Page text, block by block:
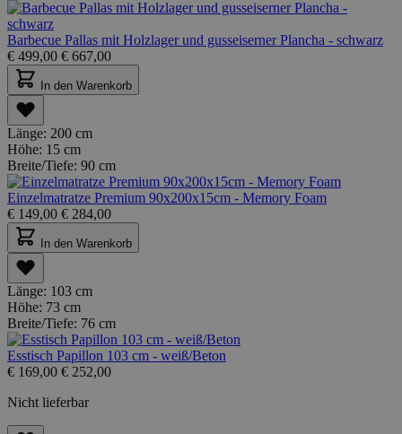
Barbecue Pallas mit Holzlager und gusseiserner Plancha - schwarz
€ 499,00 € 667,00
In den Warenkorb
Länge: 200 cm
Höhe: 15 cm
Breite/Tiefe: 90 cm
Einzelmatratze Premium 90x200x15cm - Memory Foam
€ 149,00 € 284,00
In den Warenkorb
Länge: 103 cm
Höhe: 73 cm
Breite/Tiefe: 76 cm
Esstisch Papillon 103 cm - weiß/Beton
€ 169,00 € 252,00
Nicht lieferbar